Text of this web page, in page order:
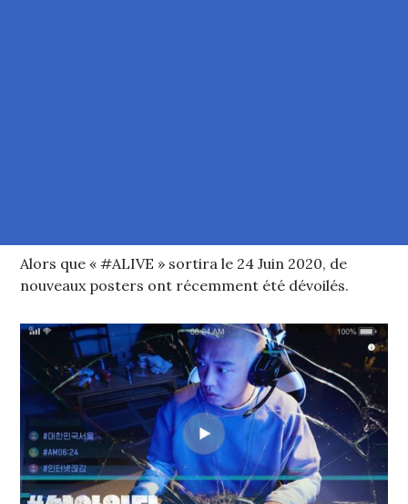
Alors que « #ALIVE » sortira le 24 Juin 2020, de
nouveaux posters ont récemment été dévoilés.